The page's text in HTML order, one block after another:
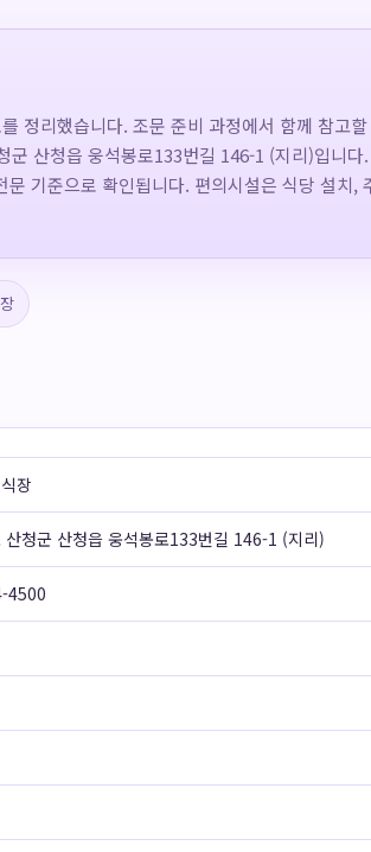
정리했습니다. 조문 준비 과정에서 함께 참고
군 산청읍 웅석봉로133번길 146-1 (지리)입니
기준으로 확인됩니다. 편의시설은 식당 설치
장
산청군 산청읍 웅석봉로133번길 146-1 (지리)
4500